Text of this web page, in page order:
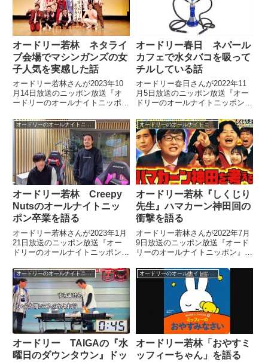
オードリー若林 ネタライ
ブ会場でマシンガンズの女
子人気を実感した話
オードリー若林さんが2023年10
月14日放送のニッポン放送『オ
ードリーのオールナイトニッポ
タライブの模様を紹介。その場で
体感した『THE SECOND』後の
マシンガンズの女子人気のすごさ
について話していました。
オードリー春日 ネパール
カフェで水タバコを吸って
チルしている話
オードリー春日さんが2022年11
月5日放送のニッポン放送『オー
ドリーのオールナイトニッポン』
パールカフェに寄って水タバコを
吸ってチルしていることを話して
いました。
オードリー若林 Creepy
Nutsのオールナイトニッ
ポン卒業を語る
オードリー若林さんが2023年1月
21日放送のニッポン放送『オー
ドリーのオールナイトニッポン』
トニッポン卒業を発表したことに
ついて話していました。
オードリーのオールナイトニッポン
オードリー若林『しくじり
先生』ハマカーン神田回の
衝撃を語る
オードリー若林さんが2022年7月
9日放送のニッポン放送『オード
リーのオールナイトニッポン』の
神田を考える回について話してい
ました。
オードリーのオールナイトニッポン
オードリー TAIGAの『水
曜日のダウンタウン』ドッ
オードリー若林「おやすミ
ッフィーちゃん」を語る